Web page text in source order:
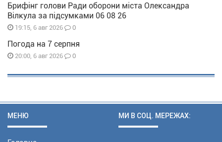
Брифінг голови Ради оборони міста Олександра
Вілкула за підсумками 06 08 26
19:15, 6 авг 2026 0
Погода на 7 серпня
20:00, 6 авг 2026 0
МЕНЮ МИ В СОЦ. МЕРЕЖАХ: